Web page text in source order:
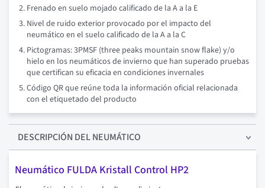
Frenado en suelo mojado calificado de la A a la E
Nivel de ruido exterior provocado por el impacto del
neumático en el suelo calificado de la A a la C
Pictogramas: 3PMSF (three peaks mountain snow flake) y/o
hielo en los neumáticos de invierno que han superado pruebas
que certifican su eficacia en condiciones invernales
Código QR que reúne toda la información oficial relacionada
con el etiquetado del producto
DESCRIPCIÓN DEL NEUMÁTICO
Neumático FULDA Kristall Control HP2